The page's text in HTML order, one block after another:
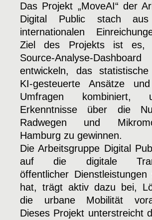
Das Projekt „MoveAI“ der
Digital Public stach
internationalen
Ziel des Projekts ist es,
Source-Analyse-
entwickeln, das statistische
KI-gesteuerte Ansätze
Umfragen kombiniert,
Erkenntnisse über die
Radwegen und
Hamburg zu gewinnen.
Die Arbeitsgruppe Digital
auf die digitale
öffentlicher Dienstleistungen
hat, trägt aktiv dazu bei,
die urbane Mobilität
Dieses Projekt unterstreicht